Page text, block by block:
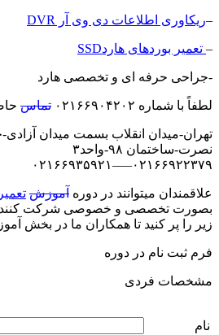
–ریکاوری اطلاعات دی وی آر DVR
– تعمیر بوردهای هاردSSD
-جراحی حرفه ای و تخصصی هارد
لطفاً با شماره ۰۲۱۶۶۹۰۴۲۰۲ تماس
تهران-میدان انقلاب بسمت میدان
نصرت-ساختمان ۹۸-واحد۳
۰۲۱۶۶۹۲۲۳۷۹—–۰۲۱۶۶۹۳۵۹۲۱
علاقمندان میتوانند در دوره آموزش
بصورت تخصصی و خصوصی شرکت کنند
زیر را پر کنید تا همکاران ما در بخش
فرم ثبت نام در دوره
مشخصات فردی
نام